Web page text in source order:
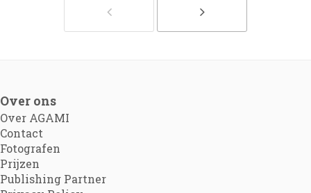
Over ons
Over AGAMI
Contact
Fotografen
Prijzen
Publishing Partner